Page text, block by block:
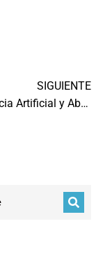
SIGUIENTE
Inteligencia Artificial y Abogados